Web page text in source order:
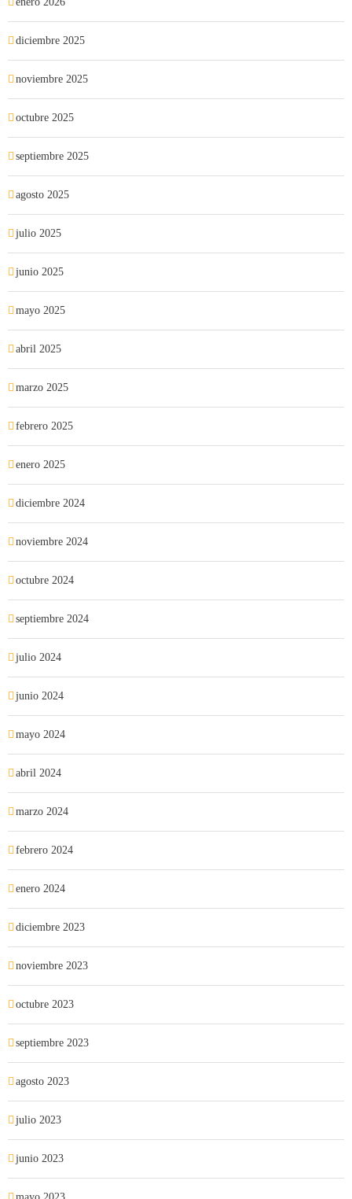
diciembre 2025
noviembre 2025
octubre 2025
septiembre 2025
agosto 2025
julio 2025
junio 2025
mayo 2025
abril 2025
marzo 2025
febrero 2025
enero 2025
diciembre 2024
noviembre 2024
octubre 2024
septiembre 2024
julio 2024
junio 2024
mayo 2024
abril 2024
marzo 2024
febrero 2024
enero 2024
diciembre 2023
noviembre 2023
octubre 2023
septiembre 2023
agosto 2023
julio 2023
junio 2023